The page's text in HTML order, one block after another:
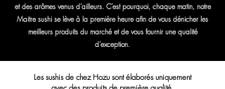
et des arômes venus d’ailleurs. C’est pourquoi, chaque matin, notre
Maitre sushi se lève à la première heure afin de vous dénicher les
meilleurs produits du marché et de vous fournir une qualité
d’exception.
Les sushis de chez Hozu sont élaborés uniquement